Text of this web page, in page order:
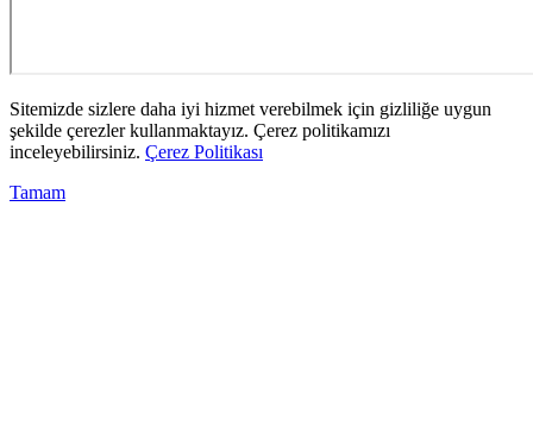
Sitemizde sizlere daha iyi hizmet verebilmek için gizliliğe uygun
şekilde çerezler kullanmaktayız. Çerez politikamızı
inceleyebilirsiniz. Çerez Politikası
Tamam